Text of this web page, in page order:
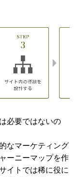
必要ではないの
なマーケティング
ーニーマップを作
イトでは稀に役に